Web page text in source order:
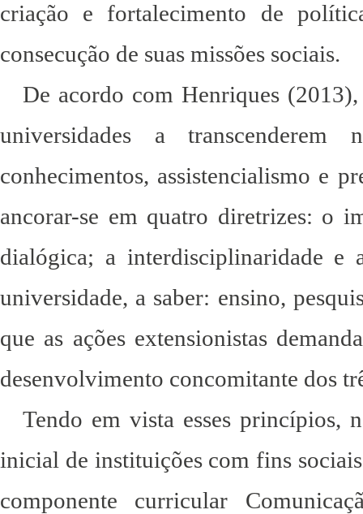
criação e fortalecimento de
consecução de suas missões sociais.
De acordo com Henriques
universidades a transcenderem
conhecimentos, assistencialismo e
ancorar-se em quatro diretrizes: o
dialógica; a interdisciplinaridade e
universidade, a saber: ensino,
que as ações extensionistas
desenvolvimento concomitante dos
Tendo em vista esses princípios,
inicial de instituições com fins
componente curricular